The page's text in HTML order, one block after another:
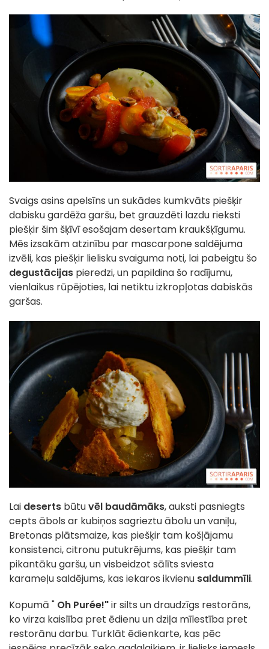
Svaigs asins apelsīns un sukādes kumkvāts piešķir
dabisku gardēža garšu, bet grauzdēti lazdu rieksti
piešķir šim šķīvī esošajam desertam kraukšķīgumu.
Mēs izsakām atzinību par mascarpone saldējuma
izvēli, kas piešķir lielisku svaiguma noti, lai pabeigtu šo
degustācijas pieredzi, un papildina šo radījumu,
vienlaikus rūpējoties, lai netiktu izkropļotas dabiskās
garšas.
Lai deserts būtuvēl baudāmāks, auksti pasniegts
cepts ābols ar kubiņos sagrieztu ābolu un vaniļu,
Bretonas plātsmaize, kas piešķir tam košļājamu
konsistenci, citronu putukrējums, kas piešķir tam
pikantāku garšu, un visbeidzot sālīts sviesta
karameļu saldējums, kas iekaros ikvienu saldummīli.
Kopumā " Oh Purée!"ir silts un draudzīgs restorāns,
ko virza kaislība pret ēdienu un dziļa mīlestība pret
restorānu darbu. Turklāt ēdienkarte, kas pēc